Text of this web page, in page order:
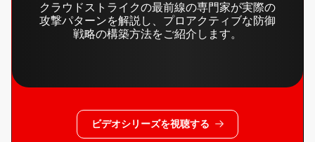
クラウドストライクの最前線の専門家が実際の
攻撃パターンを解説し、プロアクティブな防御
戦略の構築方法をご紹介します。
ビデオシリーズを視聴する